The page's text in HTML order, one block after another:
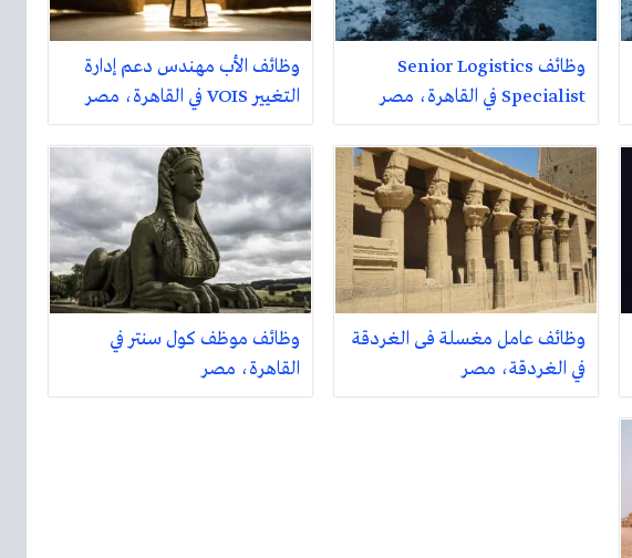
وظائف Senior Logistics
Specialist في القاهرة، مصر
وظائف الأب مهندس دعم إدارة
التغيير VOIS في القاهرة، مصر
وظائف عامل مغسلة فى الغردقة
في الغردقة، مصر
وظائف موظف كول سنتر في
القاهرة، مصر